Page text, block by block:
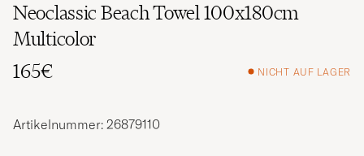
Neoclassic Beach Towel 100x180cm
Multicolor
165€
NICHT AUF LAGER
Artikelnummer: 26879110